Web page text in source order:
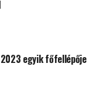
egyik főfellépője